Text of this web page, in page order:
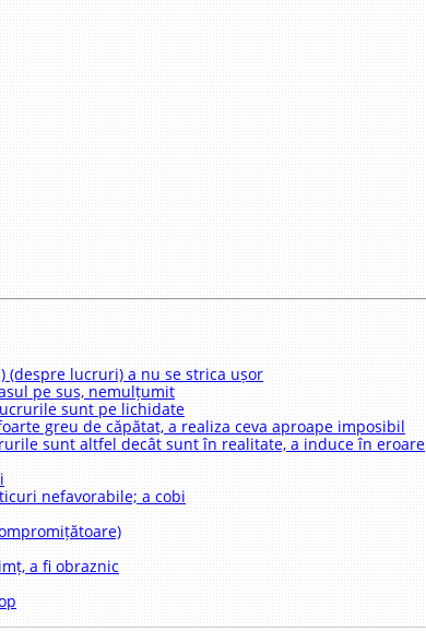
(despre lucruri) a nu se strica ușor
pe sus, nemulțumit
sunt pe lichidate
greu de căpătat, a realiza ceva aproape imposibil
sunt altfel decât sunt în realitate, a induce în eroare
nefavorabile; a cobi
a fi obraznic